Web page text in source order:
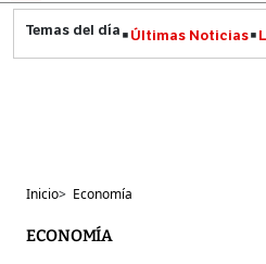
Últimas Noticias
Inicio> Economía
ECONOMÍA